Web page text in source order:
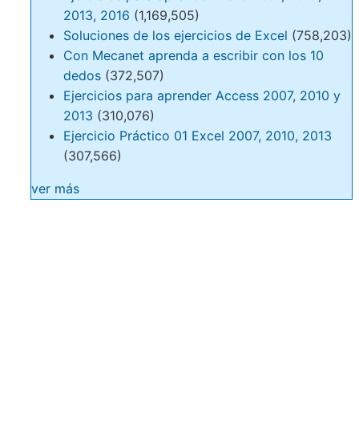
2013, 2016 (1,169,505)
Soluciones de los ejercicios de Excel (758,203)
Con Mecanet aprenda a escribir con los 10
dedos (372,507)
Ejercicios para aprender Access 2007, 2010 y
2013 (310,076)
Ejercicio Práctico 01 Excel 2007, 2010, 2013
(307,566)
ver más